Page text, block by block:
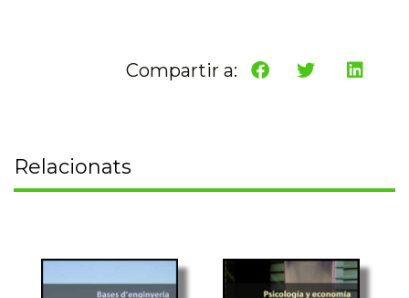
Compartir a:
Relacionats